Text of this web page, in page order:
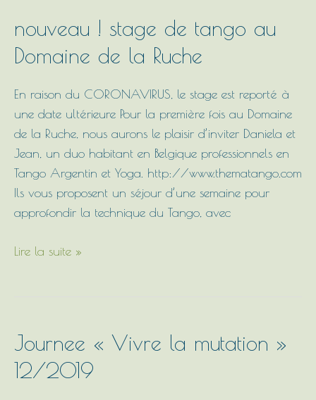
nouveau ! stage de tango au
Domaine de la Ruche
En raison du CORONAVIRUS, le stage est reporté à
une date ultérieure Pour la première fois au Domaine
de la Ruche, nous aurons le plaisir d’inviter Daniela et
Jean, un duo habitant en Belgique professionnels en
Tango Argentin et Yoga. http://www.thematango.com
Ils vous proposent un séjour d’une semaine pour
approfondir la technique du Tango, avec
nouveau
stage
tango
au
Domaine
de
la
Ruche
Lire la suite »
Journee « Vivre la mutation »
12/2019
Journee
la